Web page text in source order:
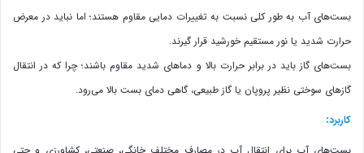
بست‌های آب به طور کلی نسبت به تغییرات دمایی مقاوم هستند؛ اما نباید در معرض
حرارت شدید یا نور مستقیم خورشید قرار گیرند.
بست‌های گاز باید در برابر حرارت بالا و دماهای شدید مقاوم باشند؛ چرا که در انتقال
گازهای سوختی نظیر پروپان یا گاز طبیعی، گاهی دمای بست بالا می‌رود.
کاربرد:
بست‌های آب برای انتقال آب در مصارف مختلف خانگی، صنعتی، کشاورزی و حتی